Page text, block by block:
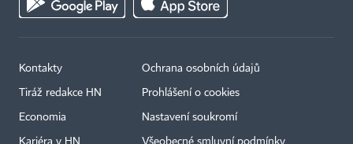
Kontakty
Tiráž redakce HN
Economia
Kariéra v HN
Ochrana osobních údajů
Prohlášení o cookies
Nastavení soukromí
Všeobecné smluvní podmínky